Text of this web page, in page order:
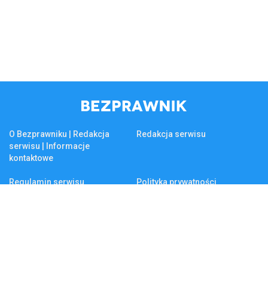
O Bezprawniku | Redakcja
serwisu | Informacje
kontaktowe
Redakcja serwisu
Regulamin serwisu Polityka prywatności